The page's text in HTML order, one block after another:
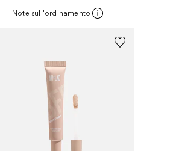
Note sull'ordinamento
+3